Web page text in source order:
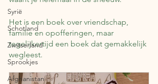
Syrië
Schotland
Zwitserland
Sprookjes
Afghanistan
Het is een boek over vriendschap,
familie en opofferingen, maar
tegelijkertijd een boek dat gemakkelijk
wegleest.